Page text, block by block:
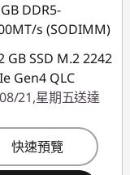
DDR5-
s (SODIMM)
GB SSD M.2 2242
Gen4 QLC
21,星期五送達
快速預覽